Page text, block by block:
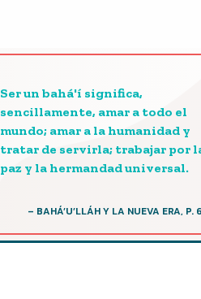
Ser un bahá'í significa,
sencillamente, amar a todo el
mundo; amar a la humanidad y
tratar de servirla; trabajar por
paz y la hermandad universal.
– BAHÁ’U’LLÁH Y LA NUEVA ERA, P.